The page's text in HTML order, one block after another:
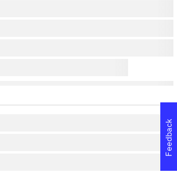
lorem ipsum dolor sit
lorem ipsum dolor sit
lorem ipsum dolor sit
Feedback